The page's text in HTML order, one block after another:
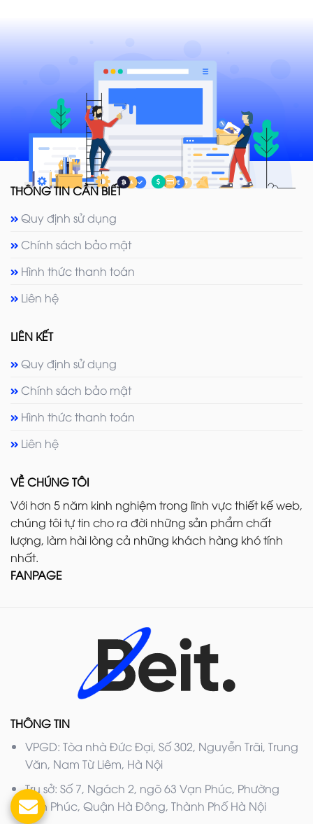
THÔNG TIN CẦN BIẾT
Quy định sử dụng
Chính sách bảo mật
Hình thức thanh toán
Liên hệ
LIÊN KẾT
Quy định sử dụng
Chính sách bảo mật
Hình thức thanh toán
Liên hệ
VỀ CHÚNG TÔI
Với hơn 5 năm kinh nghiệm trong lĩnh vực thiết kế web,
chúng tôi tự tin cho ra đời những sản phẩm chất
lượng, làm hài lòng cả những khách hàng khó tính
nhất.
FANPAGE
THÔNG TIN
VPGD: Tòa nhà Đức Đại, Số 302, Nguyễn Trãi, Trung
Văn, Nam Từ Liêm, Hà Nội
Trụ sở: Số 7, Ngách 2, ngõ 63 Vạn Phúc, Phường
Vạn Phúc, Quận Hà Đông, Thành Phố Hà Nội